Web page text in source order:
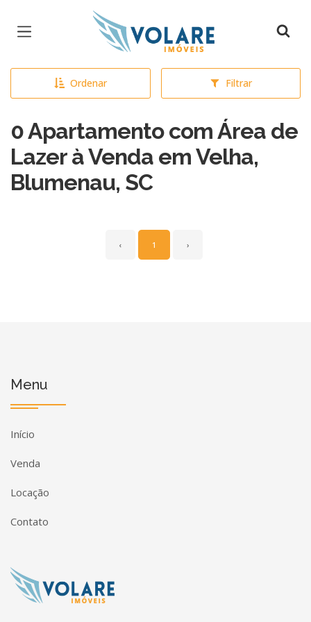
Página inicial
Ordenar Filtrar
0 Apartamento com Área de
Lazer à Venda em Velha,
Blumenau, SC
‹ 1 ›
Menu
Início
Venda
Locação
Contato
Página inicial